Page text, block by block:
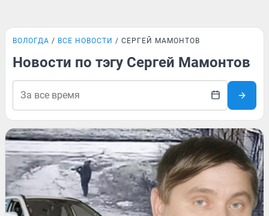
ВОЛОГДА ВСЕ НОВОСТИ СЕРГЕЙ МАМОНТОВ
Новости по тэгу Сергей Мамонтов